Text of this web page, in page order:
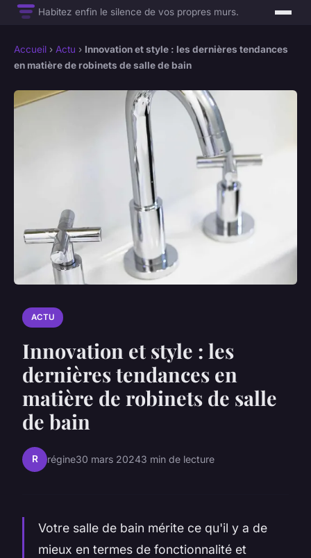
Habitez enfin le silence de vos propres murs.
Accueil › Actu › Innovation et style : les dernières tendances
en matière de robinets de salle de bain
ACTU
Innovation et style : les
dernières tendances en
matière de robinets de salle
de bain
R régine30 mars 20243 min de lecture
Votre salle de bain mérite ce qu'il y a de
mieux en termes de fonctionnalité et